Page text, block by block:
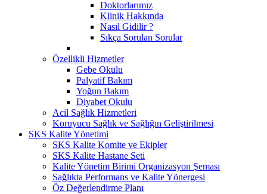
Doktorlarımız
Klinik Hakkında
Nasıl Gidilir ?
Sıkça Sorulan Sorular
Özellikli Hizmetler
Gebe Okulu
Palyatif Bakım
Yoğun Bakım
Diyabet Okulu
Acil Sağlık Hizmetleri
Koruyucu Sağlık ve Sağlığın Geliştirilmesi
SKS Kalite Yönetimi
SKS Kalite Komite ve Ekipler
SKS Kalite Hastane Seti
Kalite Yönetim Birimi Organizasyon Şeması
Sağlıkta Performans ve Kalite Yönergesi
Öz Değerlendirme Planı